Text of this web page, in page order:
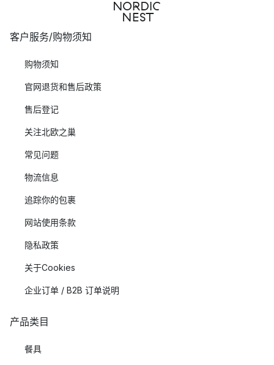
客户服务/购物须知
购物须知
官网退货和售后政策
售后登记
关注北欧之巢
常见问题
物流信息
追踪你的包裹
网站使用条款
隐私政策
关于Cookies
企业订单 / B2B 订单说明
产品类目
餐具